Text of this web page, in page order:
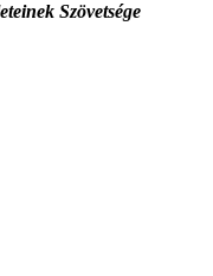
Szövetsége